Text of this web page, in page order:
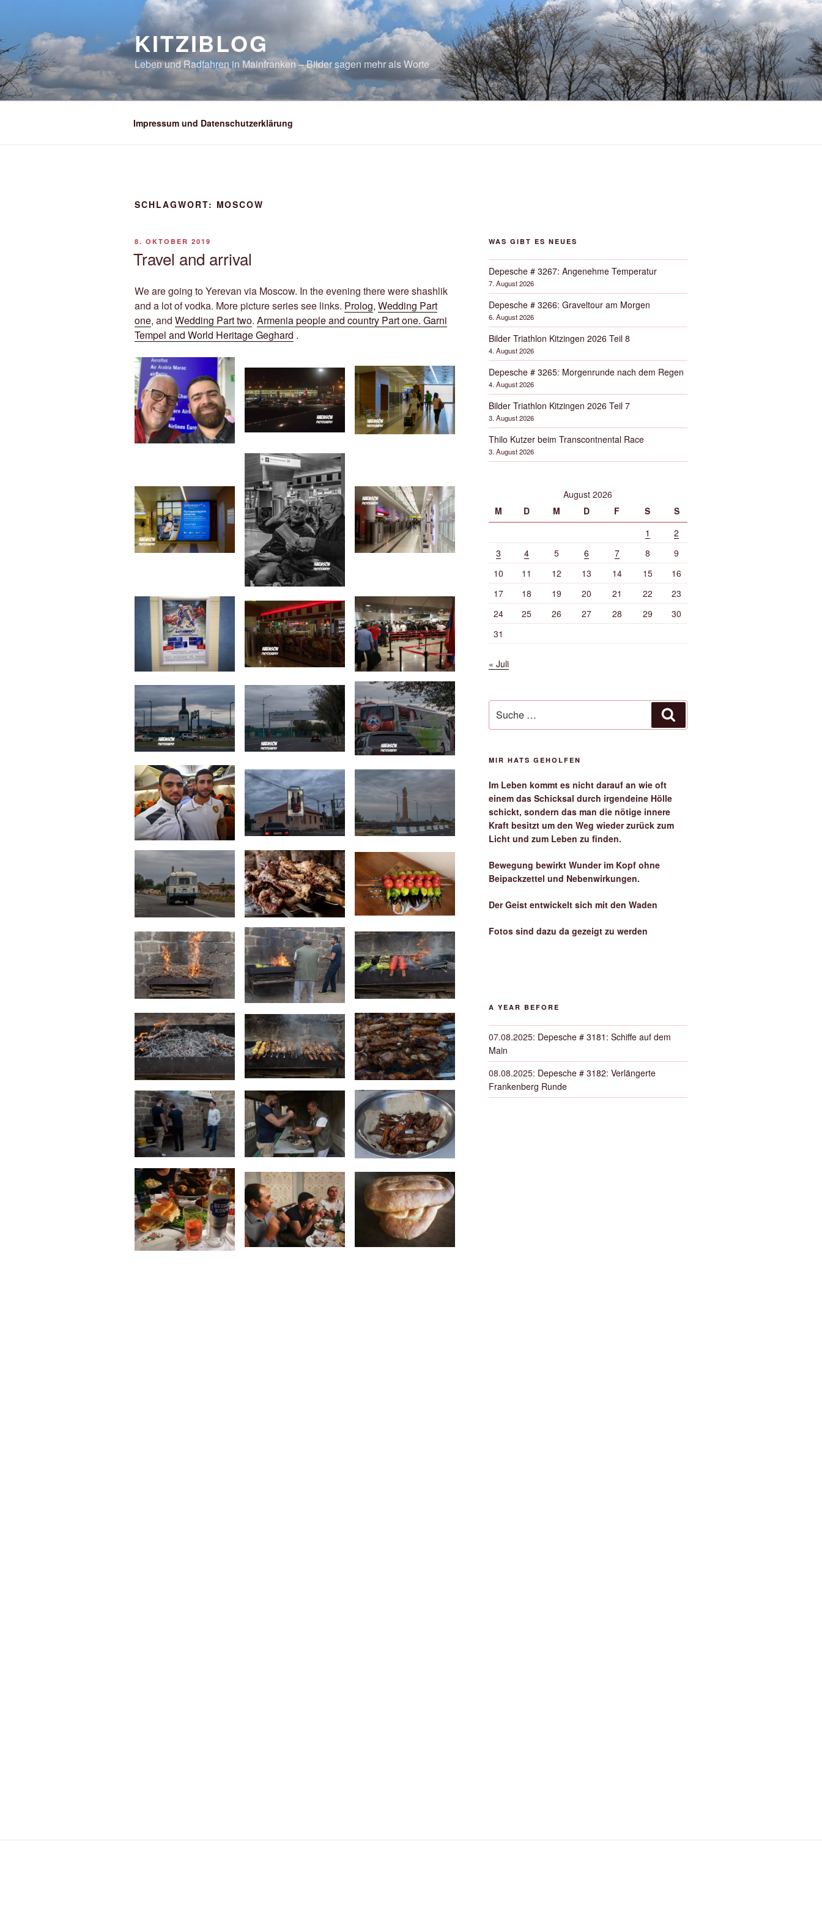
springen
KITZIBLOG
Leben und Radfahren in Mainfranken – Bilder sagen mehr als Worte
Impressum und Datenschutzerklärung
SCHLAGWORT: MOSCOW
VERÖFFENTLICHT
8. OKTOBER 2019
Travel and arrival
We are going to Yerevan via Moscow. In the evening there were shashlik
and a lot of vodka. More picture series see links. Prolog, Wedding Part
one, and Wedding Part two. Armenia people and country Part one. Garni
Tempel and World Heritage Geghard .
WAS GIBT ES NEUES
Depesche # 3267: Angenehme Temperatur
7. August 2026
Depesche # 3266: Graveltour am Morgen
6. August 2026
Bilder Triathlon Kitzingen 2026 Teil 8
4. August 2026
Depesche # 3265: Morgenrunde nach dem Regen
4. August 2026
Bilder Triathlon Kitzingen 2026 Teil 7
3. August 2026
Thilo Kutzer beim Transcontnental Race
3. August 2026
August 2026
M
D M D F S
S
1
2
3
4 5 6 7 8
9
10
11 12 13 14 15
16
17
18 19 20 21 22
23
24
25 26 27 28 29
30
31
« Juli
nach:
MIR HATS GEHOLFEN
Im Leben kommt es nicht darauf an wie oft
einem das Schicksal durch irgendeine Hölle
schickt, sondern das man die nötige innere
Kraft besitzt um den Weg wieder zurück zum
Licht und zum Leben zu finden.
Bewegung bewirkt Wunder im Kopf ohne
Beipackzettel und Nebenwirkungen.
Der Geist entwickelt sich mit den Waden
Fotos sind dazu da gezeigt zu werden
A YEAR BEFORE
07.08.2025: Depesche # 3181: Schiffe auf dem
Main
08.08.2025: Depesche # 3182: Verlängerte
Frankenberg Runde